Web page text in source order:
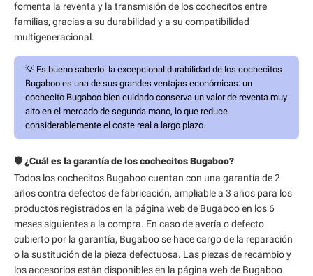
fomenta la reventa y la transmisión de los cochecitos entre
familias, gracias a su durabilidad y a su compatibilidad
multigeneracional.
💡 Es bueno saberlo: la excepcional durabilidad de los cochecitos
Bugaboo es una de sus grandes ventajas económicas: un
cochecito Bugaboo bien cuidado conserva un valor de reventa muy
alto en el mercado de segunda mano, lo que reduce
considerablemente el coste real a largo plazo.
🛡️ ¿Cuál es la garantía de los cochecitos Bugaboo?
Todos los cochecitos Bugaboo cuentan con una garantía de 2
años contra defectos de fabricación, ampliable a 3 años para los
productos registrados en la página web de Bugaboo en los 6
meses siguientes a la compra. En caso de avería o defecto
cubierto por la garantía, Bugaboo se hace cargo de la reparación
o la sustitución de la pieza defectuosa. Las piezas de recambio y
los accesorios están disponibles en la página web de Bugaboo